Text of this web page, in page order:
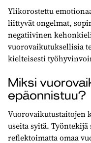
Ylikorostettu
liittyvät ongelmat,
negatiivinen
vuorovaikutuksellisia
kielteisesti
Miksi
epäonnistuu?
Vuorovaikutustaitojen
useita syitä.
reflektoimatta omaa